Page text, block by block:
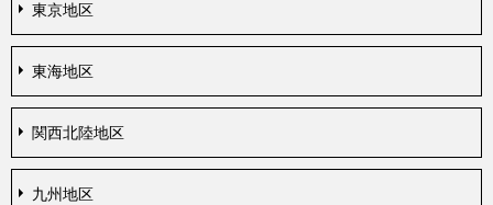
東京地区
東海地区
関西北陸地区
九州地区